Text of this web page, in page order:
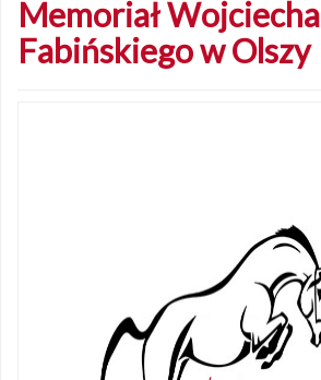
Memoriał Wojciecha
Fabińskiego w Olszy